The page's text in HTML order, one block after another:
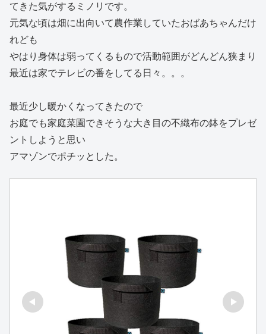
てきた気がするミノリです。
元気な頃は畑に出向いて農作業していたおばあちゃんだけ
れども
やはり身体は弱ってくるもので活動範囲がどんどん狭まり
最近は家でテレビの番をしてる日々。。。
最近少し暖かくなってきたので
お庭でも家庭菜園できそうな大き目の不織布の鉢をプレゼ
ントしようと思い
アマゾンでポチッとした。